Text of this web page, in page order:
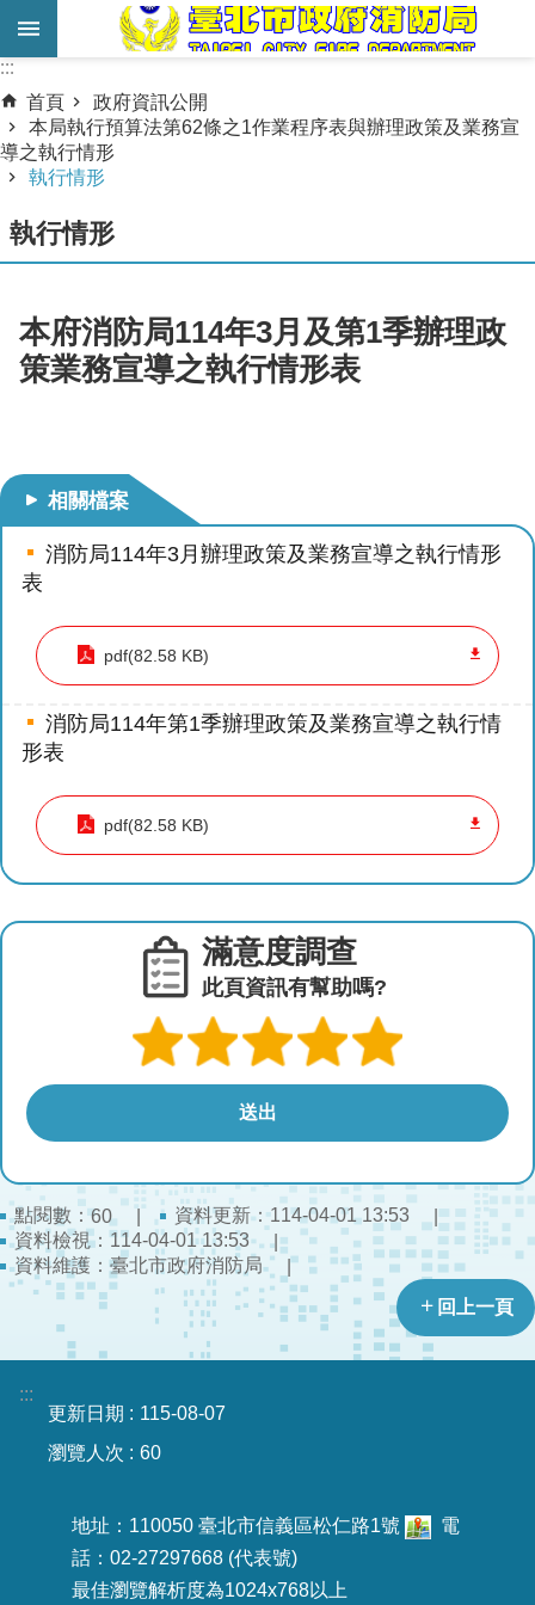
跳到主要內容區塊
進
階
搜
尋
業
務
機
宣
導
教
下
載
專
區
民
力
園
地
開
公
公
開
專
區
統
計
料
:::
:::
首頁
政府資訊公開
本局執行預算法第62條之1作業程序表與辦理政策及業務宣
導之執行情形
執行情形
執行情形
本府消防局114年3月及第1季辦理政
策業務宣導之執行情形表
相關檔案
消防局114年3月辦理政策及業務宣導之執行情形
表
pdf(82.58 KB)
消防局114年第1季辦理政策及業務宣導之執行情
形表
pdf(82.58 KB)
滿意度調查
此頁資訊有幫助嗎?
點閱數：60
資料更新：114-04-01 13:53
資料檢視：114-04-01 13:53
資料維護：臺北市政府消防局
回上一頁
:::
更新日期
115-08-07
瀏覽人次
60
地址：110050 臺北市信義區松仁路1號
電
話：02-27297668 (代表號)
最佳瀏覽解析度為1024x768以上